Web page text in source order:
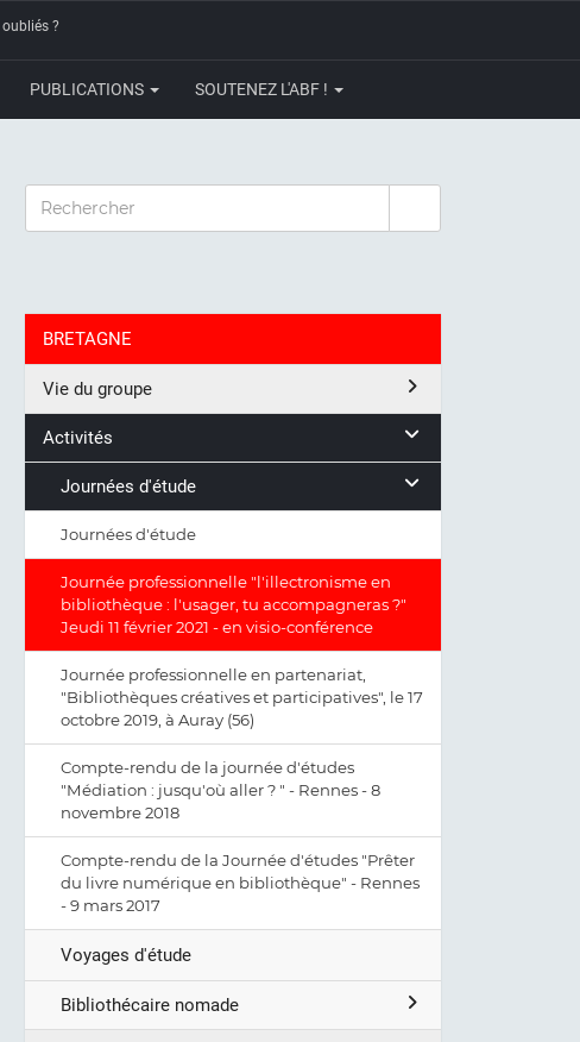
?
PUBLICATIONS SOUTENEZ L'ABF !
RECHERCHER
BRETAGNE
Vie du groupe
Activités
Journées d'étude
Journées d'étude
Journée professionnelle "l'illectronisme en
bibliothèque : l'usager, tu accompagneras ?"
Jeudi 11 février 2021 - en visio-conférence
Journée professionnelle en partenariat,
"Bibliothèques créatives et participatives", le 17
octobre 2019, à Auray (56)
Compte-rendu de la journée d'études
"Médiation : jusqu'où aller ? " - Rennes - 8
novembre 2018
Compte-rendu de la Journée d'études "Prêter
du livre numérique en bibliothèque" - Rennes
- 9 mars 2017
Voyages d'étude
Bibliothécaire nomade